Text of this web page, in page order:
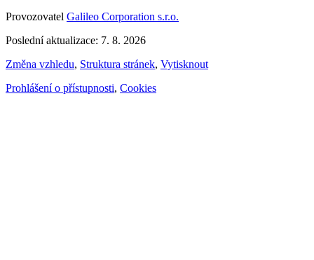
Provozovatel Galileo Corporation s.r.o.
Poslední aktualizace: 7. 8. 2026
Změna vzhledu, Struktura stránek, Vytisknout
Prohlášení o přístupnosti, Cookies